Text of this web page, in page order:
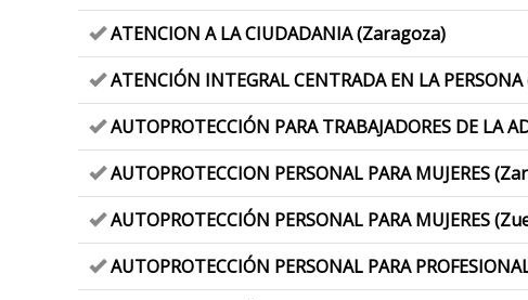
ATENCION A LA CIUDADANIA (Zaragoza)
ATENCIÓN INTEGRAL CENTRADA EN LA
AUTOPROTECCIÓN PARA TRABAJADORES DE
AUTOPROTECCION PERSONAL PARA MUJERES
AUTOPROTECCIÓN PERSONAL PARA MUJERES
AUTOPROTECCIÓN PERSONAL PARA